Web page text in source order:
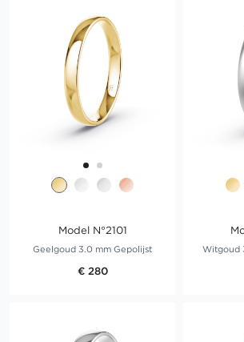
Model N°2101
Geelgoud 3.0 mm Gepolijst
€ 280
Witgoud